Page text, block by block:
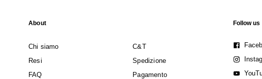
About
Chi siamo
C&T
Resi
Spedizione
FAQ
Pagamento
Follow us